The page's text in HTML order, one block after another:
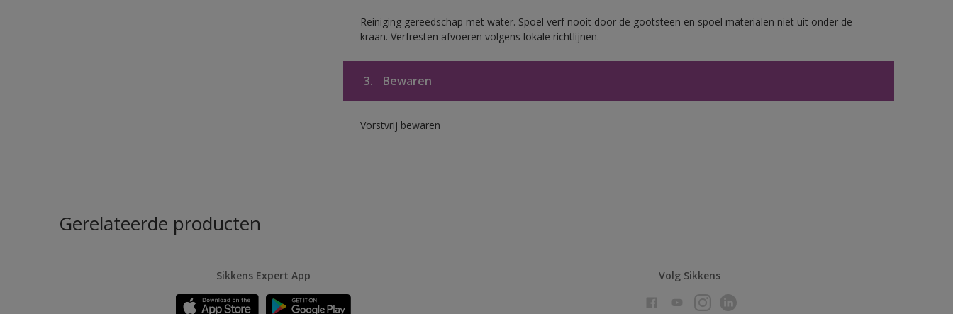
Reiniging gereedschap met water. Spoel verf nooit door de gootsteen en spoel materialen niet uit onder de
kraan. Verfresten afvoeren volgens lokale richtlijnen.
3. Bewaren
Vorstvrij bewaren
Gerelateerde producten
Sikkens Expert App Volg Sikkens